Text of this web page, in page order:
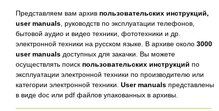
Представляем вам архив пользовательских инструкций,
user manuals , руководств по эксплуатации телефонов,
бытовой аудио и видео техники, фототехники и др.
электронной техники на русском языке. В архиве около 3000
user manuals доступных для закачки. Вы можете
осуществлять поиск пользовательских инструкций по
эксплуатации электронной техники по производителю или
категории электронной техники. User manuals представлены
в виде doc или pdf файлов упакованных в архивы.